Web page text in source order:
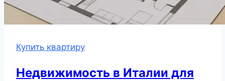
Купить квартиру
Недвижимость в Италии для